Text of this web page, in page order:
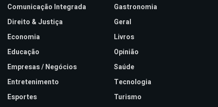
Comunicação Integrada
Direito & Justiça
Economia
Educação
Empresas / Negócios
Entretenimento
Esportes
Gastronomia
Geral
Livros
Opinião
Saúde
Tecnologia
Turismo